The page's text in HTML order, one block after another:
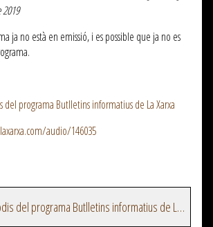
ja no està en emissió, i es possible que ja no es
del programa Butlletins informatius de La Xarxa
audio/146035
Veure més episodis del programa Butlletins informatius de La Xarxa